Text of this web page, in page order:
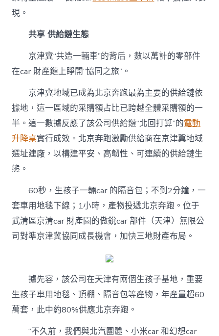
現。
共享 供給鏈生態
京津冀“共造一輛車”的背后，數以萬計的零部件
在car 財產鏈上睜開“協同之旅”。
京津冀地域已成為北京奔跑最為主要的供給鏈依
據地，這一區域的采購額占比已跨越全體采購額的一
半。這一數據反應了該公司供給鏈“北回打算”的電動
升降桌實行成效。北京奔跑激勵供給商在京津冀地域
選址建廠，以構建平安、高韌性、可連續的供給鏈生
態。
60秒，生孩子一輛car 的隔音包；不到2分鐘，一
套車用地毯下線；1小時，產物投遞北京奔跑。位于
武清區京清car 財產園的傲銳car 部件（天津）無限公
司對準京津冀協同成長機會，加快三地財產布局。
據先容，該公司在天津有兩個生孩子基地，重要
生孩子車用地毯、頂棚、隔音包等產物，年產量超60
萬套，此中約80%供應北京奔跑。
“不久前，我們與北汽團體、小米car 和幻想car